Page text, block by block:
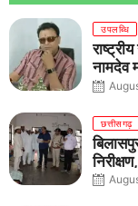
उपलब्धि
नामदेव
छत्तीसगढ़